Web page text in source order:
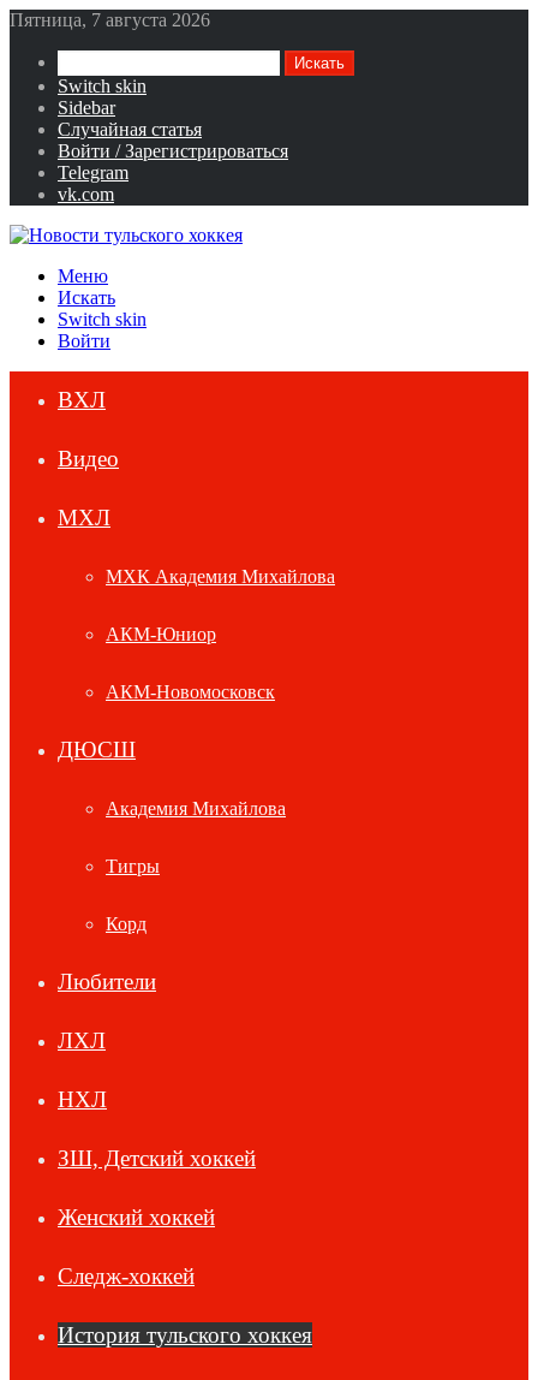
Пятница, 7 августа 2026
Искать
Switch skin
Sidebar
Случайная статья
Войти / Зарегистрироваться
Telegram
vk.com
Меню
Искать
Switch skin
Войти
ВХЛ
Видео
МХЛ
МХК Академия Михайлова
АКМ-Юниор
АКМ-Новомосковск
ДЮСШ
Академия Михайлова
Тигры
Корд
Любители
ЛХЛ
НХЛ
ЗШ, Детский хоккей
Женский хоккей
Следж-хоккей
История тульского хоккея